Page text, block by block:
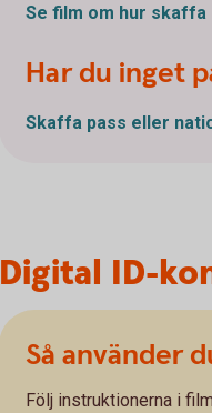
Se film om hur skaffa
Har du inget
Skaffa pass eller
Digital ID-
Så använder
Följ instruktionerna i